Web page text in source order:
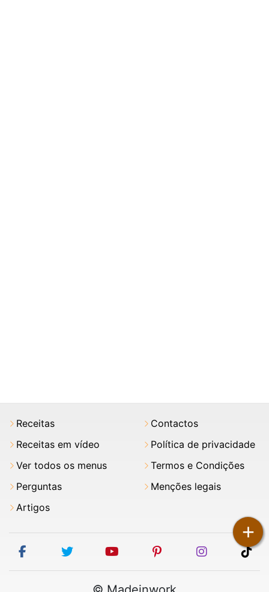
+
Receitas
Receitas em vídeo
Ver todos os menus
Perguntas
Artigos
Contactos
Política de privacidade
Termos e Condições
Menções legais
facebooktwitter youtubepinterestinstagram